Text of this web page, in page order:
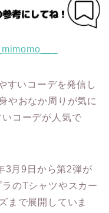
すいコーデを発信し
やおなか周りが気に
コーデが人気で
3月9日から第2弾が
のTシャツやスカー
まで展開していま